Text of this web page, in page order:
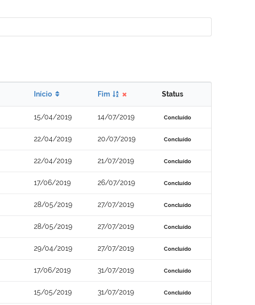
Início Fim Status
15/04/2019 14/07/2019 Concluído
22/04/2019 20/07/2019 Concluído
22/04/2019 21/07/2019 Concluído
17/06/2019 26/07/2019 Concluído
28/05/2019 27/07/2019 Concluído
28/05/2019 27/07/2019 Concluído
29/04/2019 27/07/2019 Concluído
17/06/2019 31/07/2019 Concluído
15/05/2019 31/07/2019 Concluído